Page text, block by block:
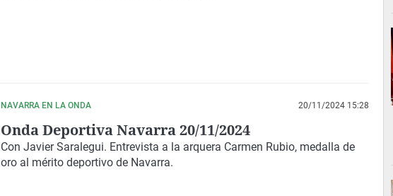
NAVARRA EN LA ONDA 20/11/2024 15:28
Onda Deportiva Navarra 20/11/2024
Con Javier Saralegui. Entrevista a la arquera Carmen Rubio, medalla de
oro al mérito deportivo de Navarra.